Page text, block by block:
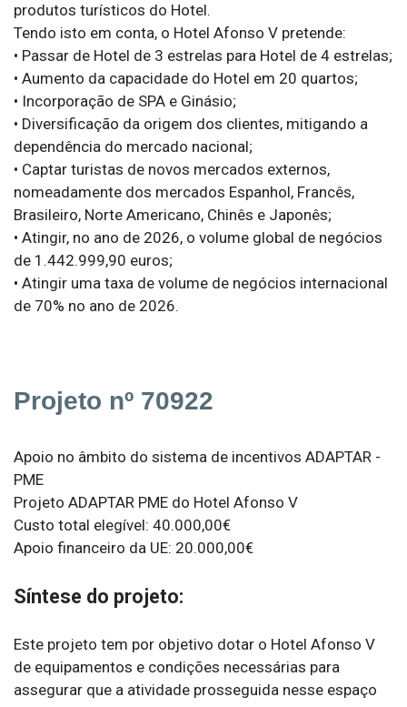
produtos turísticos do Hotel.
Tendo isto em conta, o Hotel Afonso V pretende:
• Passar de Hotel de 3 estrelas para Hotel de 4 estrelas;
• Aumento da capacidade do Hotel em 20 quartos;
• Incorporação de SPA e Ginásio;
• Diversificação da origem dos clientes, mitigando a
dependência do mercado nacional;
• Captar turistas de novos mercados externos,
nomeadamente dos mercados Espanhol, Francês,
Brasileiro, Norte Americano, Chinês e Japonês;
• Atingir, no ano de 2026, o volume global de negócios
de 1.442.999,90 euros;
• Atingir uma taxa de volume de negócios internacional
de 70% no ano de 2026.
Projeto nº 70922
Apoio no âmbito do sistema de incentivos ADAPTAR -
PME
Projeto ADAPTAR PME do Hotel Afonso V
Custo total elegível: 40.000,00€
Apoio financeiro da UE: 20.000,00€
Síntese do projeto:
Este projeto tem por objetivo dotar o Hotel Afonso V
de equipamentos e condições necessárias para
assegurar que a atividade prosseguida nesse espaço